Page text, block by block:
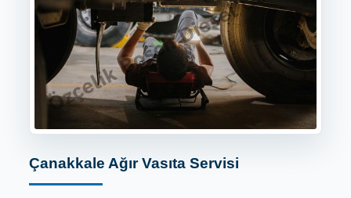
Çanakkale Ağır Vasıta Servisi